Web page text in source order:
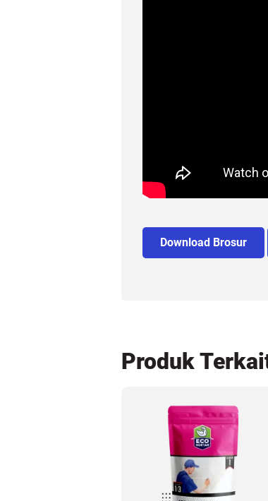
Download Brosur
Produk